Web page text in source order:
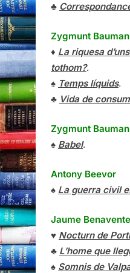
♣
Zygmunt Bauman
♦ La riquesa
tothom?.
♠ Temps líquids.
♣ Vida de consum
Zygmunt Bauman
♠ Babel.
Antony Beevor
♠ La guerra civil
Jaume Benavente
♥ Nocturn de
♣ L’home que
♠ Somnis de